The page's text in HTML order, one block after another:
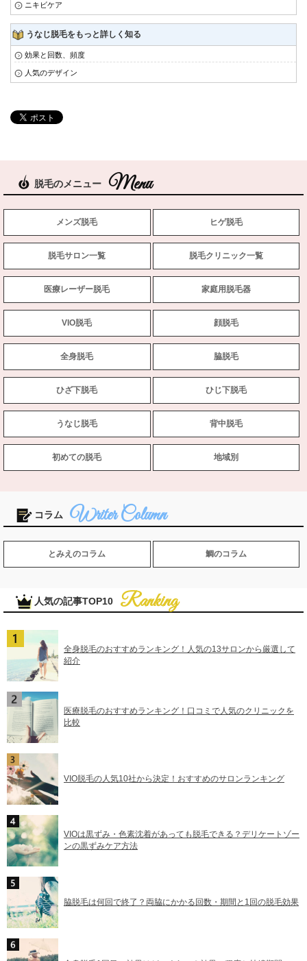
ニキビケア
うなじ脱毛をもっと詳しく知る
効果と回数、頻度
人気のデザイン
脱毛のメニュー
メンズ脱毛 ヒゲ脱毛
脱毛サロン一覧 脱毛クリニック一覧
医療レーザー脱毛 家庭用脱毛器
VIO脱毛 顔脱毛
全身脱毛 脇脱毛
ひざ下脱毛 ひじ下脱毛
うなじ脱毛 背中脱毛
初めての脱毛 地域別
コラム
とみえのコラム 鯛のコラム
人気の記事TOP10
全身脱毛のおすすめランキング！人気の13サロンから厳選して
紹介
医療脱毛のおすすめランキング！口コミで人気のクリニックを
比較
VIO脱毛の人気10社から決定！おすすめのサロンランキング
VIOは黒ずみ・色素沈着があっても脱毛できる？デリケートゾー
ンの黒ずみケア方法
脇脱毛は何回で終了？両脇にかかる回数・期間と1回の脱毛効果